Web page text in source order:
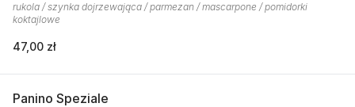
rukola / szynka dojrzewająca / parmezan / mascarpone / pomidorki
koktajlowe
47,00 zł
Panino Speziale